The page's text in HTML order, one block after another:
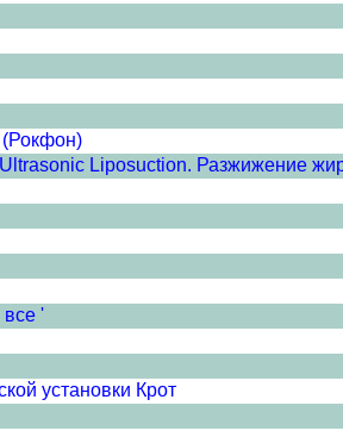
(Рокфон)
Liposuction. Разжижение
'
установки Крот